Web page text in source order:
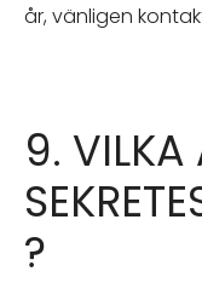
år, vänligen
9. VILKA
?